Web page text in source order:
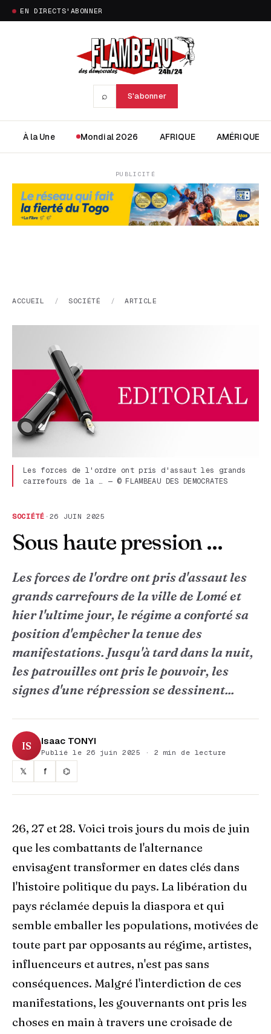
EN DIRECTS'ABONNER
⌕ S'abonner
À la Une Mondial 2026 AFRIQUE AMÉRIQUE
PUBLICITÉ
ACCUEIL / SOCIÉTÉ / ARTICLE
Les forces de l'ordre ont pris d'assaut les grands
carrefours de la … — © FLAMBEAU DES DEMOCRATES
SOCIÉTÉ · 26 JUIN 2025
Sous haute pression ...
Les forces de l'ordre ont pris d'assaut les
grands carrefours de la ville de Lomé et
hier l'ultime jour, le régime a conforté sa
position d'empêcher la tenue des
manifestations. Jusqu'à tard dans la nuit,
les patrouilles ont pris le pouvoir, les
signes d'une répression se dessinent...
IS Isaac TONYI
Publié le 26 juin 2025 · 2 min de lecture
𝕏 f ⌬
26, 27 et 28. Voici trois jours du mois de juin
que les combattants de l'alternance
envisagent transformer en dates clés dans
l'histoire politique du pays. La libération du
pays réclamée depuis la diaspora et qui
semble emballer les populations, motivées de
toute part par opposants au régime, artistes,
influenceurs et autres, n'est pas sans
conséquences. Malgré l'interdiction de ces
manifestations, les gouvernants ont pris les
choses en main à travers une croisade de